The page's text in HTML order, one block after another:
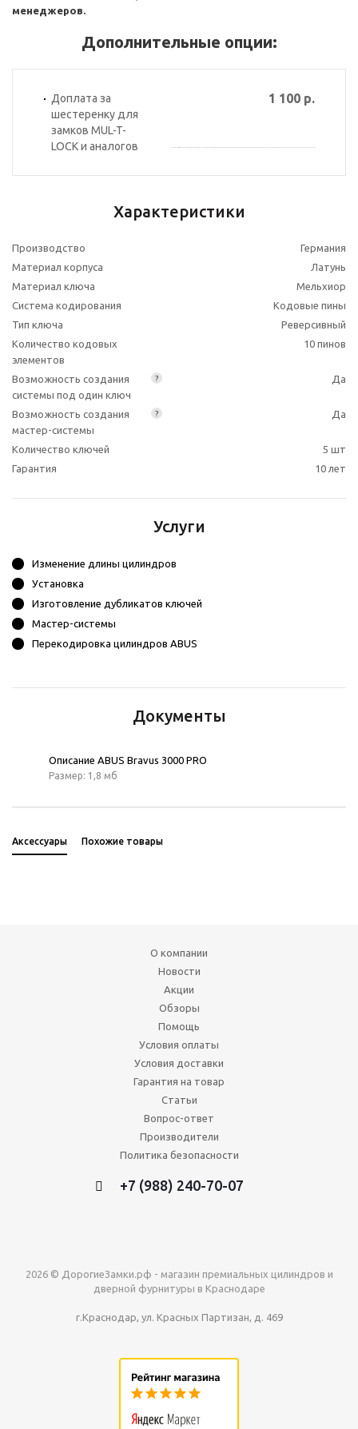
менеджеров.
Дополнительные опции:
Доплата за
шестеренку для
замков MUL-T-
LOCK и аналогов
1 100 р.
Характеристики
Производство
Германия
Материал корпуса
Латунь
Материал ключа
Мельхиор
Система кодирования
Кодовые пины
Тип ключа
Реверсивный
Количество кодовых
элементов
10 пинов
?
Возможность создания
системы под один ключ
Да
?
Возможность создания
мастер-системы
Да
Количество ключей
5 шт
Гарантия
10 лет
Услуги
Изменение длины цилиндров
Установка
Изготовление дубликатов ключей
Мастер-системы
Перекодировка цилиндров ABUS
Документы
Описание ABUS Bravus 3000 PRO
Размер: 1,8 мб
Аксессуары Похожие товары
О компании
Новости
Акции
Обзоры
Помощь
Условия оплаты
Условия доставки
Гарантия на товар
Статьи
Вопрос-ответ
Производители
Политика безопасности
+7 (988) 240-70-07
2026 © ДорогиеЗамки.рф - магазин премиальных цилиндров и
дверной фурнитуры в Краснодаре
г.Краснодар, ул. Красных Партизан, д. 469